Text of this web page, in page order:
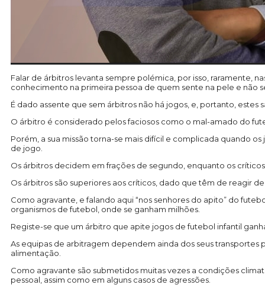
Falar de árbitros levanta sempre polémica, por isso, raramente,
conhecimento na primeira pessoa de quem sente na pele e não
É dado assente que sem árbitros não há jogos, e, portanto,
O árbitro é considerado pelos faciosos como o mal-amado do
Porém, a sua missão torna-se mais difícil e complicada quando
de jogo.
Os árbitros decidem em frações de segundo, enquanto os
Os árbitros são superiores aos críticos, dado que têm de reagir
Como agravante, e falando aqui “nos senhores do apito” do
organismos de futebol, onde se ganham milhões.
Registe-se que um árbitro que apite jogos de futebol infantil
As equipas de arbitragem dependem ainda dos seus
alimentação.
Como agravante são submetidos muitas vezes a condições
pessoal, assim como em alguns casos de agressões.